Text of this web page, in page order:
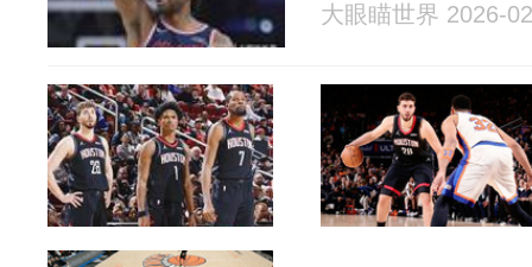
大眼瞄世界 2026-